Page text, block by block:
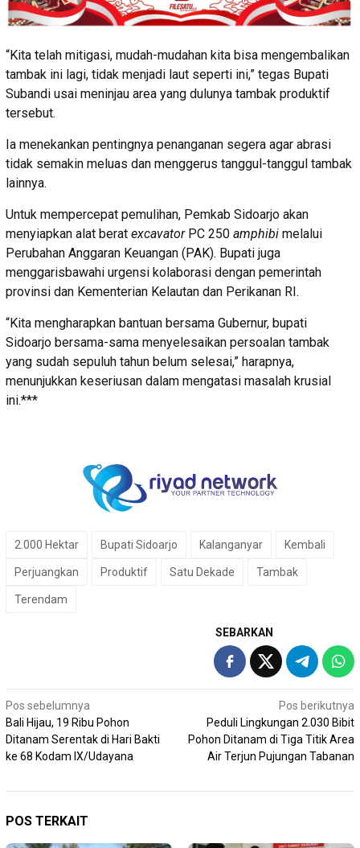
“Kita telah mitigasi, mudah-mudahan kita bisa mengembalikan
tambak ini lagi, tidak menjadi laut seperti ini,” tegas Bupati
Subandi usai meninjau area yang dulunya tambak produktif
tersebut.
Ia menekankan pentingnya penanganan segera agar abrasi
tidak semakin meluas dan menggerus tanggul-tanggul tambak
lainnya.
Untuk mempercepat pemulihan, Pemkab Sidoarjo akan
menyiapkan alat berat excavatorPC 250 amphibi melalui
Perubahan Anggaran Keuangan (PAK). Bupati juga
menggarisbawahi urgensi kolaborasi dengan pemerintah
provinsi dan Kementerian Kelautan dan Perikanan RI.
“Kita mengharapkan bantuan bersama Gubernur, bupati
Sidoarjo bersama-sama menyelesaikan persoalan tambak
yang sudah sepuluh tahun belum selesai,” harapnya,
menunjukkan keseriusan dalam mengatasi masalah krusial
ini.***
2.000 Hektar Bupati Sidoarjo Kalanganyar Kembali
Perjuangkan Produktif Satu Dekade Tambak
Terendam
SEBARKAN
Navigasi
pos
Pos sebelumnya
Bali Hijau, 19 Ribu Pohon
Ditanam Serentak di Hari Bakti
ke 68 Kodam IX/Udayana
Pos berikutnya
Peduli Lingkungan 2.030 Bibit
Pohon Ditanam di Tiga Titik Area
Air Terjun Pujungan Tabanan
POS TERKAIT